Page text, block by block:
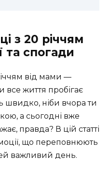
з 20 річчям
та спогади
від мами —
життя пробігає
швидко, ніби вчора ти
а сьогодні вже
правда? В цій статті
що переповнюють
важливий день.